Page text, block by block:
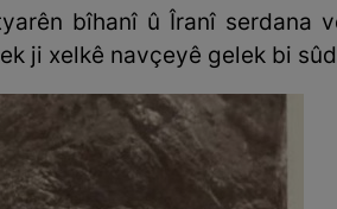
bîhanî û Îranî serdana
ji xelkê navçeyê gelek bi